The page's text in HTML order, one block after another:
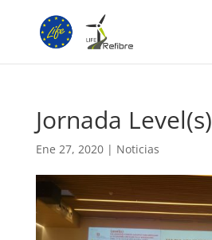
Jornada Level(s)
Ene 27, 2020| Noticias